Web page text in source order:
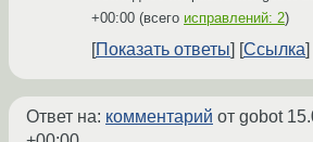
+00:00 (всего исправлений: 2)
Показать ответы Ссылка
Ответ на: комментарий от gobot